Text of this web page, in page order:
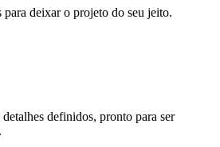
para deixar o projeto do seu jeito.
definidos, pronto para ser